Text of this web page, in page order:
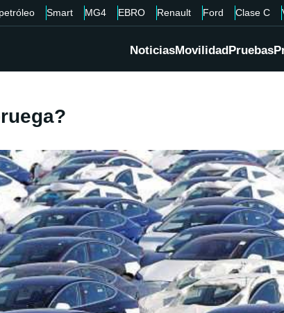
Smart MG4 EBRO Renault Ford Clase C
NoticiasMovilidadPruebas